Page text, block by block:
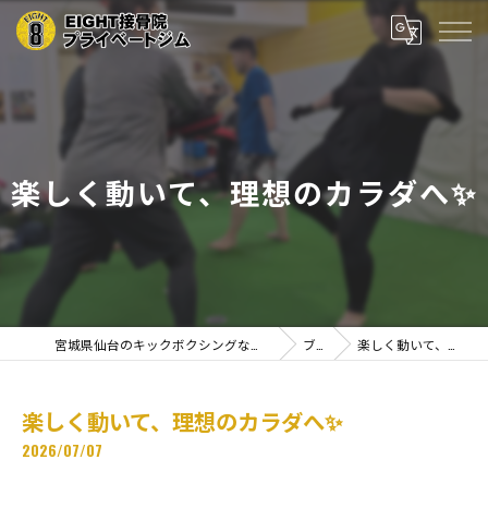
楽しく動いて、理想のカラダへ✨
ブログ 楽しく動いて、理想のカラダへ✨
楽しく動いて、理想のカラダへ✨
2026/07/07